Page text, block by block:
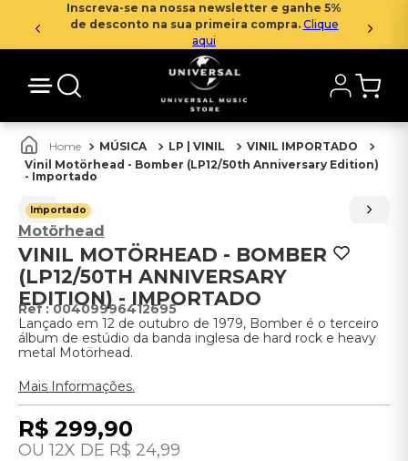
Inscreva-se na nossa newsletter e ganhe 5%
de desconto na sua primeira compra. Clique
aqui
MÚSICA LP | VINIL
VINIL IMPORTADO
Vinil Motörhead - Bomber (LP12/50th Anniversary Edition)
- Importado
Importado
Motörhead
VINIL MOTÖRHEAD - BOMBER
(LP12/50TH ANNIVERSARY
EDITION) - IMPORTADO
:00409996412695
Lançado em 12 de outubro de 1979, Bomber é o terceiro
álbum de estúdio da banda inglesa de hard rock e heavy
metal Motörhead.
Mais Informações.
R$ 299,90
12 R$ 24,99